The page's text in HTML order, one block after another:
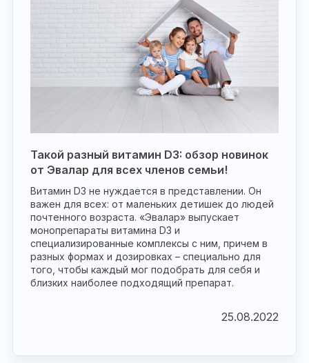
Такой разный витамин D3: обзор новинок
от Эвалар для всех членов семьи!
Витамин D3 не нуждается в представлении. Он
важен для всех: от маленьких детишек до людей
почтенного возраста. «Эвалар» выпускает
монопрепараты витамина D3 и
специализированные комплексы с ним, причем в
разных формах и дозировках – специально для
того, чтобы каждый мог подобрать для себя и
близких наиболее подходящий препарат.
25.08.2022